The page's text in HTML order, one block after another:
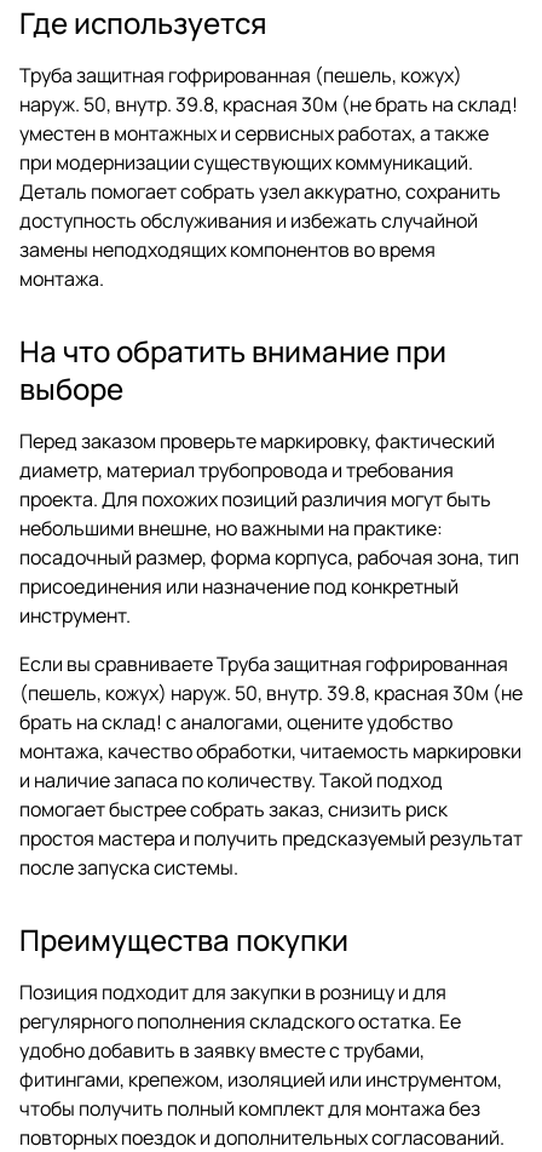
Где используется
Труба защитная гофрированная (пешель, кожух)
наруж. 50, внутр. 39.8, красная 30м (не брать на склад!
уместен в монтажных и сервисных работах, а также
при модернизации существующих коммуникаций.
Деталь помогает собрать узел аккуратно, сохранить
доступность обслуживания и избежать случайной
замены неподходящих компонентов во время
монтажа.
На что обратить внимание при
выборе
Перед заказом проверьте маркировку, фактический
диаметр, материал трубопровода и требования
проекта. Для похожих позиций различия могут быть
небольшими внешне, но важными на практике:
посадочный размер, форма корпуса, рабочая зона, тип
присоединения или назначение под конкретный
инструмент.
Если вы сравниваете Труба защитная гофрированная
(пешель, кожух) наруж. 50, внутр. 39.8, красная 30м (не
брать на склад! с аналогами, оцените удобство
монтажа, качество обработки, читаемость маркировки
и наличие запаса по количеству. Такой подход
помогает быстрее собрать заказ, снизить риск
простоя мастера и получить предсказуемый результат
после запуска системы.
Преимущества покупки
Позиция подходит для закупки в розницу и для
регулярного пополнения складского остатка. Ее
удобно добавить в заявку вместе с трубами,
фитингами, крепежом, изоляцией или инструментом,
чтобы получить полный комплект для монтажа без
повторных поездок и дополнительных согласований.